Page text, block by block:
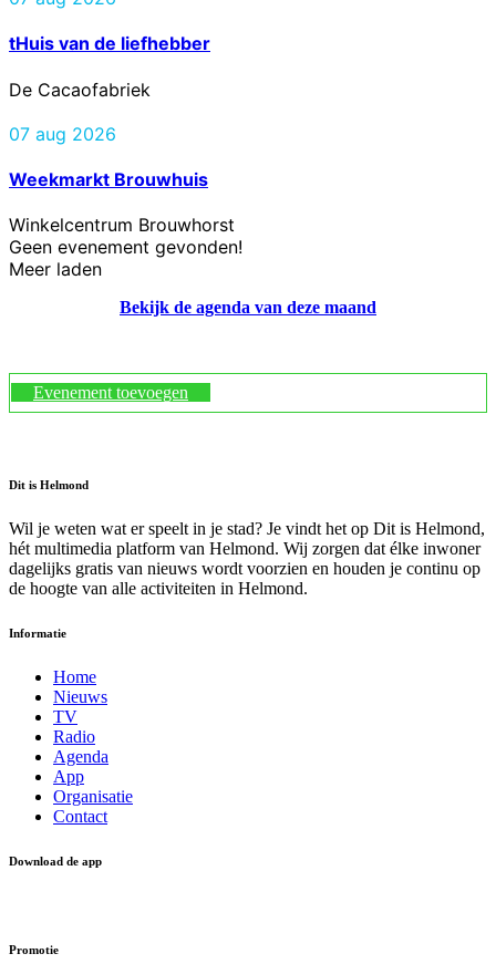
tHuis van de liefhebber
De Cacaofabriek
07 aug 2026
Weekmarkt Brouwhuis
Winkelcentrum Brouwhorst
Geen evenement gevonden!
Meer laden
Bekijk de agenda van deze maand
Evenement toevoegen
Dit is Helmond
Wil je weten wat er speelt in je stad? Je vindt het op Dit is Helmond,
hét multimedia platform van Helmond. Wij zorgen dat élke inwoner
dagelijks gratis van nieuws wordt voorzien en houden je continu op
de hoogte van alle activiteiten in Helmond.
Informatie
Home
Nieuws
TV
Radio
Agenda
App
Organisatie
Contact
Download de app
Promotie